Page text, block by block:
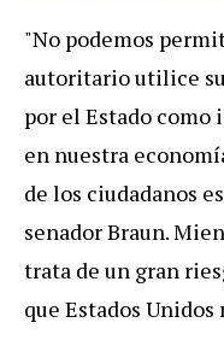
"No podemos
autoritario utilice
por el Estado
en nuestra
de los ciudadanos
senador Braun.
trata de un gran
que Estados